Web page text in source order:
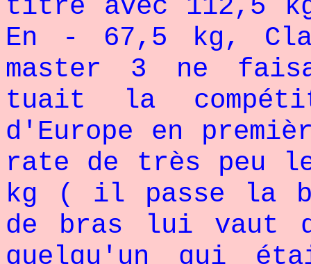
titre avec 112,5
En - 67,5 kg,
master 3 ne
tuait la
d'Europe en
rate de très peu le
kg ( il passe la
de bras lui vaut
quelqu'un qui